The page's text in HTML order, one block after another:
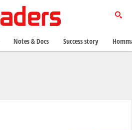
Notes & Docs Success story